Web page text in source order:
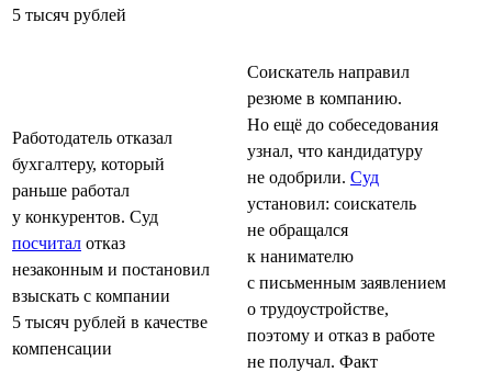
5 тысяч рублей
Работодатель отказал
бухгалтеру, который
раньше работал
у конкурентов. Суд
посчитал отказ
незаконным и постановил
взыскать с компании
5 тысяч рублей в качестве
компенсации
Соискатель направил
резюме в компанию.
Но ещё до собеседования
узнал, что кандидатуру
не одобрили. Суд
установил: соискатель
не обращался
к нанимателю
с письменным заявлением
о трудоустройстве,
поэтому и отказ в работе
не получал. Факт